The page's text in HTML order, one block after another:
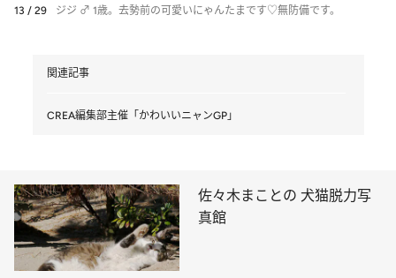
13 / 29 ジジ ♂ 1歳。去勢前の可愛いにゃんたまです♡無防備です。
関連記事
CREA編集部主催「かわいいニャンGP」
佐々木まことの 犬猫脱力写
真館